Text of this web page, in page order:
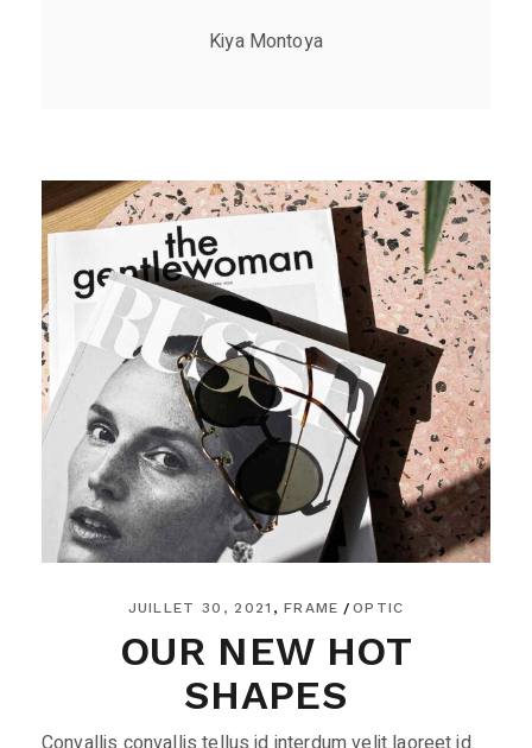
Kiya Montoya
JUILLET 30, 2021 FRAME OPTIC
OUR NEW HOT
SHAPES